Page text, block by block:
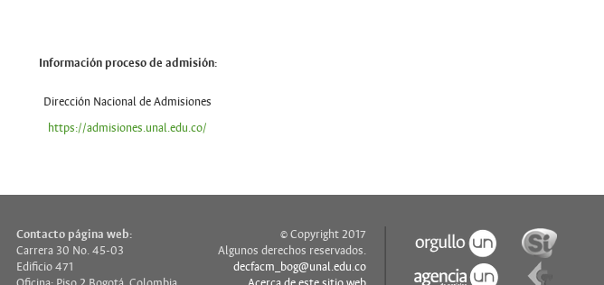
Información proceso de admisión:
Dirección Nacional de Admisiones
https://admisiones.unal.edu.co/
Contacto página web:
Carrera 30 No. 45-03
Edificio 471
© Copyright 2017
Algunos derechos reservados.
decfacm_bog@unal.edu.co